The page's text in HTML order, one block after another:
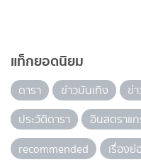
แท็กยอดนิยม
ดารา ข่าวบันเทิง ข่
ประวัติดารา
อินสตราแ
recommended
เรื่องย่